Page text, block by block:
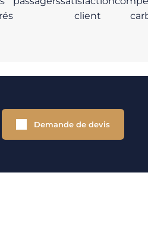
client
Demande de devis